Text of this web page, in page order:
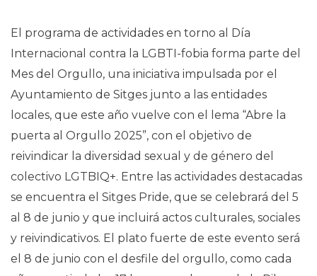
El programa de actividades en torno al Día
Internacional contra la LGBTI-fobia forma parte del
Mes del Orgullo, una iniciativa impulsada por el
Ayuntamiento de Sitges junto a las entidades
locales, que este año vuelve con el lema “Abre la
puerta al Orgullo 2025”, con el objetivo de
reivindicar la diversidad sexual y de género del
colectivo LGTBIQ+. Entre las actividades destacadas
se encuentra el Sitges Pride, que se celebrará del 5
al 8 de junio y que incluirá actos culturales, sociales
y reivindicativos. El plato fuerte de este evento será
el 8 de junio con el desfile del orgullo, como cada